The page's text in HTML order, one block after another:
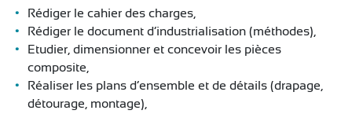
Rédiger le cahier des charges,
Rédiger le document d’industrialisation (méthodes),
Etudier, dimensionner et concevoir les pièces
composite,
Réaliser les plans d’ensemble et de détails (drapage,
détourage, montage),